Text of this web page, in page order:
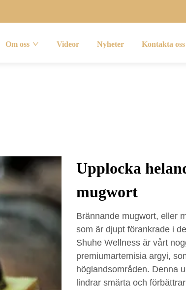
Om oss Videor Nyheter Kontakta oss
Upplocka
mugwort
Brännande mugwort, eller
som är djupt förankrade i
Shuhe Wellness är vårt
premiumartemisia argyi,
höglandsområden. Denna
lindrar smärta och